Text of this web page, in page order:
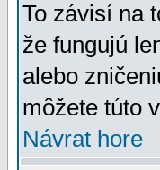
To závisí na
že fungujú
alebo
môžete túto
Návrat hore